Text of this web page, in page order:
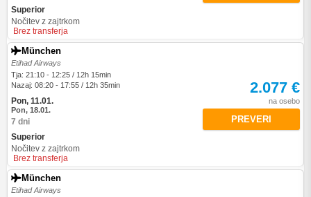
Superior
Nočitev z zajtrkom
Brez transferja
München
Etihad Airways
Tja: 21:10 - 12:25 / 12h 15min
Nazaj: 08:20 - 17:55 / 12h 35min
Pon, 11.01.
Pon, 18.01.
7 dni
Superior
Nočitev z zajtrkom
Brez transferja
2.077 €
na osebo
PREVERI
München
Etihad Airways